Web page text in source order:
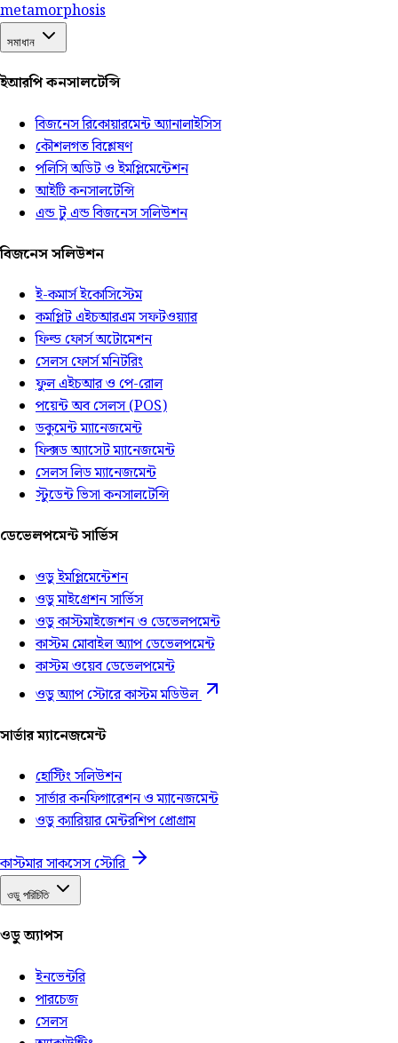
metamorphosis
সমাধান
ইআরপি কনসালটেন্সি
বিজনেস রিকোয়ারমেন্ট অ্যানালাইসিস
কৌশলগত বিশ্লেষণ
পলিসি অডিট ও ইমপ্লিমেন্টেশন
আইটি কনসালটেন্সি
এন্ড টু এন্ড বিজনেস সলিউশন
বিজনেস সলিউশন
ই-কমার্স ইকোসিস্টেম
কমপ্লিট এইচআরএম সফটওয়্যার
ফিল্ড ফোর্স অটোমেশন
সেলস ফোর্স মনিটরিং
ফুল এইচআর ও পে-রোল
পয়েন্ট অব সেলস (POS)
ডকুমেন্ট ম্যানেজমেন্ট
ফিক্সড অ্যাসেট ম্যানেজমেন্ট
সেলস লিড ম্যানেজমেন্ট
স্টুডেন্ট ভিসা কনসালটেন্সি
ডেভেলপমেন্ট সার্ভিস
ওডু ইমপ্লিমেন্টেশন
ওডু মাইগ্রেশন সার্ভিস
ওডু কাস্টমাইজেশন ও ডেভেলপমেন্ট
কাস্টম মোবাইল অ্যাপ ডেভেলপমেন্ট
কাস্টম ওয়েব ডেভেলপমেন্ট
ওডু অ্যাপ স্টোরে কাস্টম মডিউল
সার্ভার ম্যানেজমেন্ট
হোস্টিং সলিউশন
সার্ভার কনফিগারেশন ও ম্যানেজমেন্ট
ওডু ক্যারিয়ার মেন্টরশিপ প্রোগ্রাম
কাস্টমার সাকসেস স্টোরি
ওডু পরিচিতি
ওডু অ্যাপস
ইনভেন্টরি
পারচেজ
সেলস